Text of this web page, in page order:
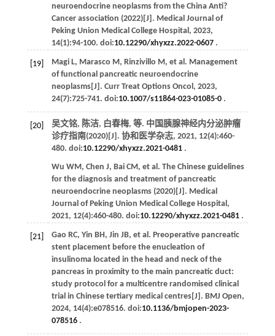
neuroendocrine neoplasms from the China Anti?
Cancer association (2022)[J]. Medical Journal of
Peking Union Medical College Hospital, 2023,
14(1):94-100. doi:10.12290/xhyxzz.2022-0607.
[19] Magi L, Marasco M, Rinzivillo M, et al. Management
of functional pancreatic neuroendocrine
neoplasms[J]. Curr Treat Options Oncol, 2023,
24(7):725-741. doi:10.1007/s11864-023-01085-0.
[20] 吴文铭, 陈洁, 白春梅, 等. 中国胰腺神经内分泌肿瘤
诊疗指南(2020)[J]. 协和医学杂志, 2021, 12(4):460-
480. doi:10.12290/xhyxzz.2021-0481.
Wu WM, Chen J, Bai CM, et al. The Chinese guidelines
for the diagnosis and treatment of pancreatic
neuroendocrine neoplasms (2020)[J]. Medical
Journal of Peking Union Medical College Hospital,
2021, 12(4):460-480. doi:10.12290/xhyxzz.2021-0481.
[21] Gao RC, Yin BH, Jin JB, et al. Preoperative pancreatic
stent placement before the enucleation of
insulinoma located in the head and neck of the
pancreas in proximity to the main pancreatic duct:
study protocol for a multicentre randomised clinical
trial in Chinese tertiary medical centres[J]. BMJ Open,
2024, 14(4):e078516. doi:10.1136/bmjopen-2023-
078516.